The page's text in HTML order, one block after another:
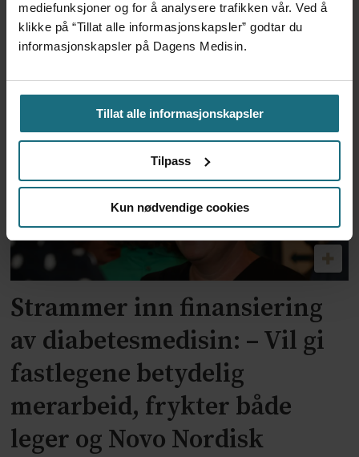
mediefunksjoner og for å analysere trafikken vår. Ved å
klikke på “Tillat alle informasjonskapsler” godtar du
informasjonskapsler på Dagens Medisin.
Tillat alle informasjonskapsler
Tilpass
Kun nødvendige cookies
Regjeringen vil styrke
samhandlingen mellom
kommuner og sykehus
Strammer inn finansiering
av diabetesmedisin: – Vil gi
fastlegene betydelig
merarbeid, frykter både
leger og Novo Nordisk